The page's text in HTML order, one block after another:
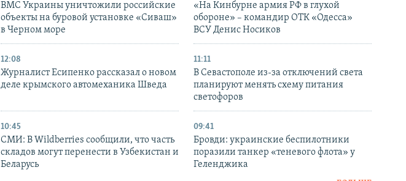
ВМС Украины уничтожили российские
объекты на буровой установке «Сиваш»
в Черном море
«На Кинбурне армия РФ в глухой
обороне» – командир ОТК «Одесса»
ВСУ Денис Носиков
12:08
Журналист Есипенко рассказал о новом
деле крымского автомеханика Шведа
11:11
В Севастополе из-за отключений света
планируют менять схему питания
светофоров
10:45
СМИ: В Wildberries сообщили, что часть
складов могут перенести в Узбекистан и
Беларусь
09:41
Бровди: украинские беспилотники
поразили танкер «теневого флота» у
Геленджика